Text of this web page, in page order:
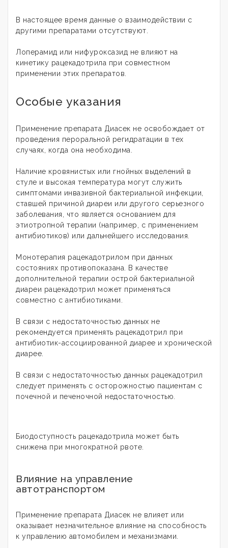
В настоящее время данные о взаимодействии с
другими препаратами отсутствуют.
Лоперамид или нифуроксазид не влияют на
кинетику рацекадотрила при совместном
применении этих препаратов.
Особые указания
Применение препарата Диасек не освобождает от
проведения пероральной регидратации в тех
случаях, когда она необходима.
Наличие кровянистых или гнойных выделений в
стуле и высокая температура могут служить
симптомами инвазивной бактериальной инфекции,
ставшей причиной диареи или другого серьезного
заболевания, что является основанием для
этиотропной терапии (например, с применением
антибиотиков) или дальнейшего исследования.
Монотерапия рацекадотрилом при данных
состояниях противопоказана. В качестве
дополнительной терапии острой бактериальной
диареи рацекадотрил может применяться
совместно с антибиотиками.
В связи с недостаточностью данных не
рекомендуется применять рацекадотрил при
антибиотик-ассоциированной диарее и хронической
диарее.
В связи с недостаточностью данных рацекадотрил
следует применять с осторожностью пациентам с
почечной и печеночной недостаточностью.
Биодоступность рацекадотрила может быть
снижена при многократной рвоте.
Влияние на управление
автотранспортом
Применение препарата Диасек не влияет или
оказывает незначительное влияние на способность
к управлению автомобилем и механизмами.